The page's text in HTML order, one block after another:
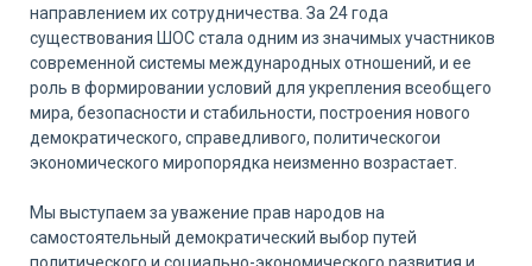
направлением их сотрудничества. За 24 года
существования ШОС стала одним из значимых участников
современной системы международных отношений, и ее
роль в формировании условий для укрепления всеобщего
мира, безопасности и стабильности, построения нового
демократического, справедливого, политическогои
экономического миропорядка неизменно возрастает.
Мы выступаем за уважение прав народов на
самостоятельный демократический выбор путей